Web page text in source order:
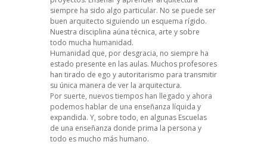
siempre ha sido algo particular. No se puede ser
buen arquitecto siguiendo un esquema rígido.
Nuestra disciplina aúna técnica, arte y sobre
todo mucha humanidad.
Humanidad que, por desgracia, no siempre ha
estado presente en las aulas. Muchos profesores
han tirado de ego y autoritarismo para transmitir
su única manera de ver la arquitectura.
Por suerte, nuevos tiempos han llegado y ahora
podemos hablar de una enseñanza líquida y
expandida. Y, sobre todo, en algunas Escuelas
de una enseñanza donde prima la persona y
todo es mucho más humano.